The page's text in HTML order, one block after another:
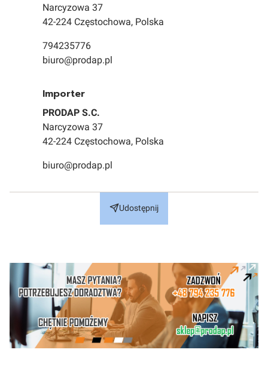
Narcyzowa 37
42-224 Częstochowa, Polska
794235776
biuro@prodap.pl
Importer
PRODAP S.C.
Narcyzowa 37
42-224 Częstochowa, Polska
biuro@prodap.pl
Udostępnij